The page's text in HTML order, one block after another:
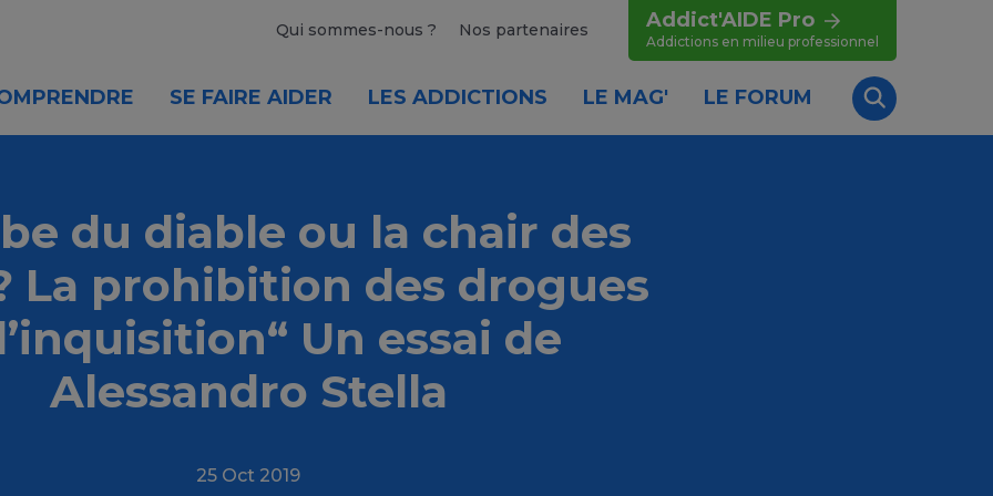
Qui sommes-nous ? Nos partenaires Addict'AIDE Pro
Addictions en milieu professionnel
SE FAIRE AIDER LES ADDICTIONS LE MAG' LE FORUM
Recherche
du diable ou la chair des
La prohibition des drogues
Un essai de
Alessandro Stella
25 Oct 2019